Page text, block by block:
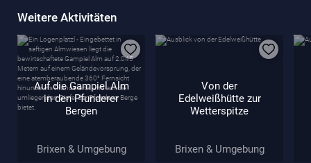
Weitere Aktivitäten
Auf die Gampiel Alm
in den Pfunderer
Bergen
Brixen & Umgebung
Von der
Edelweißhütte zur
Wetterspitze
Brixen & Umgebung